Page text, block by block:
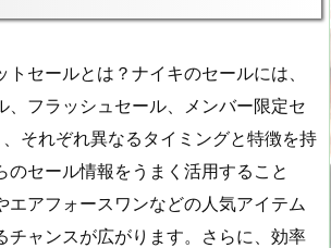
セールとは？ナイキのセールには、
、フラッシュセール、メンバー限定セ
それぞれ異なるタイミングと特徴を持
のセール情報をうまく活用すること
エアフォースワンなどの人気アイテム
チャンスが広がります。さらに、効率